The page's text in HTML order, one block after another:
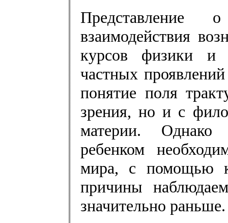
Представление
взаимодействия
курсов физики и
частных
понятие поля
зрения, но и с
материи. Однако
ребенком
мира, с помощью
причины
значительно раньше.